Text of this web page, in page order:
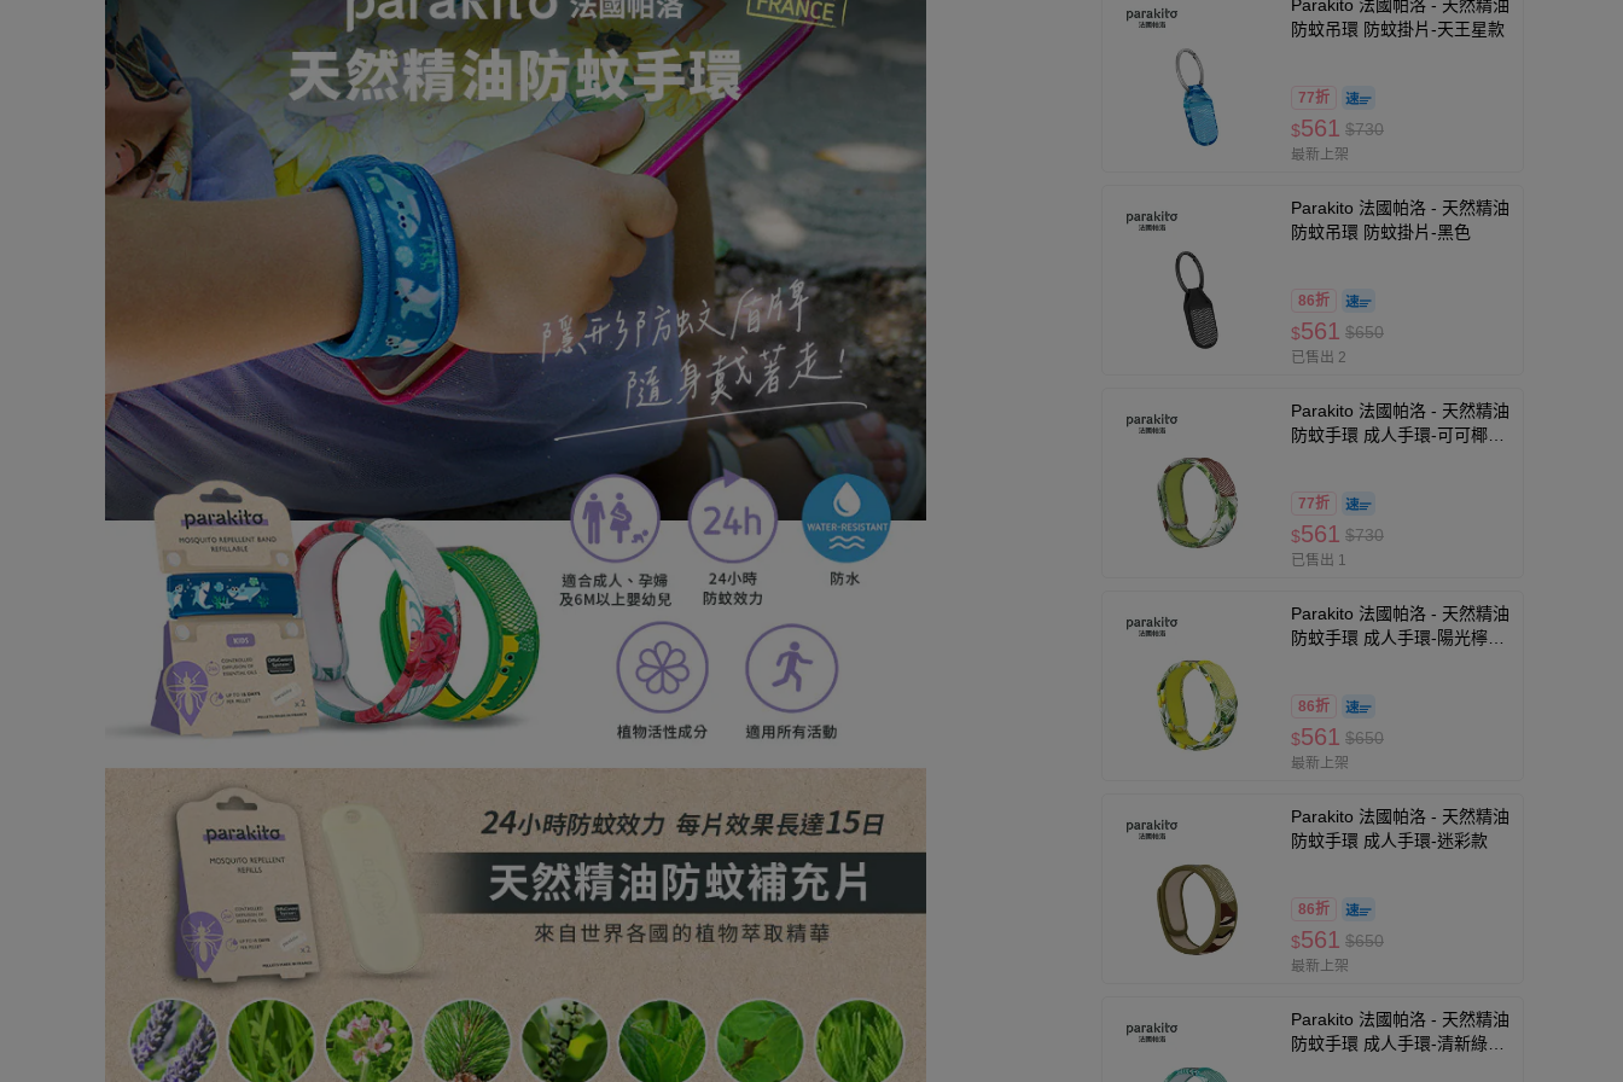
Parakito 法國帕洛 - 天然精油
防蚊吊環 防蚊掛片-天王星款
77折
$561 $730
最新上架
Parakito 法國帕洛 - 天然精油
防蚊吊環 防蚊掛片-黑色
86折
$561 $650
已售出 2
Parakito 法國帕洛 - 天然精油
防蚊手環 成人手環-可可椰子
77折
$561 $730
已售出 1
Parakito 法國帕洛 - 天然精油
防蚊手環 成人手環-陽光檸檬
86折
$561 $650
最新上架
Parakito 法國帕洛 - 天然精油
防蚊手環 成人手環-迷彩款
86折
$561 $650
最新上架
Parakito 法國帕洛 - 天然精油
防蚊手環 成人手環-清新綠意